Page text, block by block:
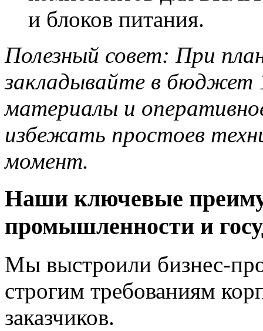
и блоков питания.
Полезный совет: При
закладывайте в бюджет
материалы и
избежать простоев
момент.
Наши ключевые
промышленности и
Мы выстроили бизнес-
строгим требованиям
заказчиков.